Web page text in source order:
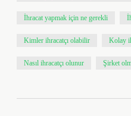
İhracat yapmak için ne gerekli
Kimler ihracatçı olabilir Kolay
Nasıl ihracatçı olunur Şirket